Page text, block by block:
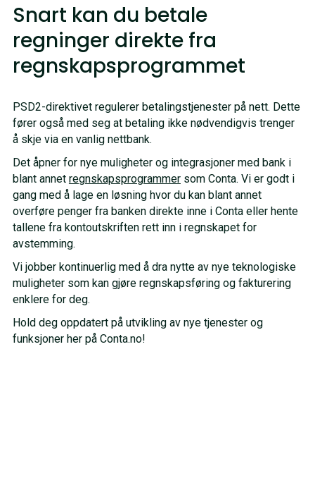
Snart kan du betale
regninger direkte fra
regnskapsprogrammet
PSD2-direktivet regulerer betalingstjenester på nett. Dette
fører også med seg at betaling ikke nødvendigvis trenger
å skje via en vanlig nettbank.
Det åpner for nye muligheter og integrasjoner med bank i
blant annet regnskapsprogrammersom Conta. Vi er godt i
gang med å lage en løsning hvor du kan blant annet
overføre penger fra banken direkte inne i Conta eller hente
tallene fra kontoutskriften rett inn i regnskapet for
avstemming.
Vi jobber kontinuerlig med å dra nytte av nye teknologiske
muligheter som kan gjøre regnskapsføring og fakturering
enklere for deg.
Hold deg oppdatert på utvikling av nye tjenester og
funksjoner her på Conta.no!